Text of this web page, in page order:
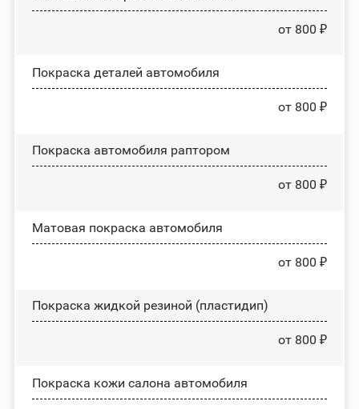
от 800 ₽
Покраска деталей автомобиля
от 800 ₽
Покраска автомобиля раптором
от 800 ₽
Матовая покраска автомобиля
от 800 ₽
Покраска жидкой резиной (пластидип)
от 800 ₽
Покраска кожи салона автомобиля